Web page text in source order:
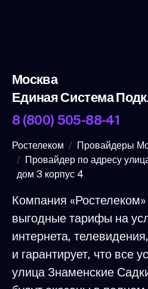
Москва
Единая Система
8 (800) 505-88-41
Ростелеком
Провайдеры
Провайдер по адресу
дом 3 корпус 4
Компания
выгодные тарифы на
интернета,
и гарантирует, что все
улица Знаменские